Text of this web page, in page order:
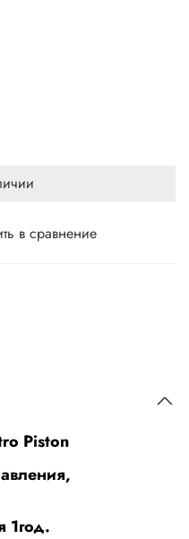
в сравнение
Piston
1год.